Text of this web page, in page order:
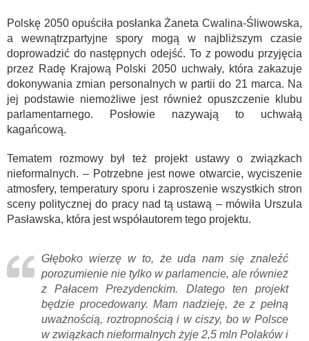
Polskę 2050 opuściła posłanka Żaneta Cwalina-Śliwowska,
a wewnątrzpartyjne spory mogą w najbliższym czasie
doprowadzić do następnych odejść. To z powodu przyjęcia
przez Radę Krajową Polski 2050 uchwały, która zakazuje
dokonywania zmian personalnych w partii do 21 marca. Na
jej podstawie niemożliwe jest również opuszczenie klubu
parlamentarnego. Posłowie nazywają to uchwałą
kagańcową.
Tematem rozmowy był też projekt ustawy o związkach
nieformalnych. – Potrzebne jest nowe otwarcie, wyciszenie
atmosfery, temperatury sporu i zaproszenie wszystkich stron
sceny politycznej do pracy nad tą ustawą – mówiła Urszula
Pasławska, która jest współautorem tego projektu.
Głęboko wierzę w to, że uda nam się znaleźć
porozumienie nie tylko w parlamencie, ale również
z Pałacem Prezydenckim. Dlatego ten projekt
będzie procedowany. Mam nadzieję, że z pełną
uważnością, roztropnością i w ciszy, bo w Polsce
w związkach nieformalnych żyje 2,5 mln Polaków i